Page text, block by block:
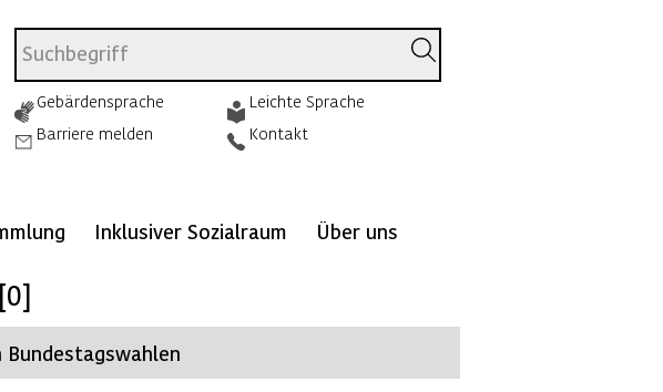
Gebärdensprache
Leichte Sprache
Barriere melden
Kontakt
Inklusiver Sozialraum Über uns